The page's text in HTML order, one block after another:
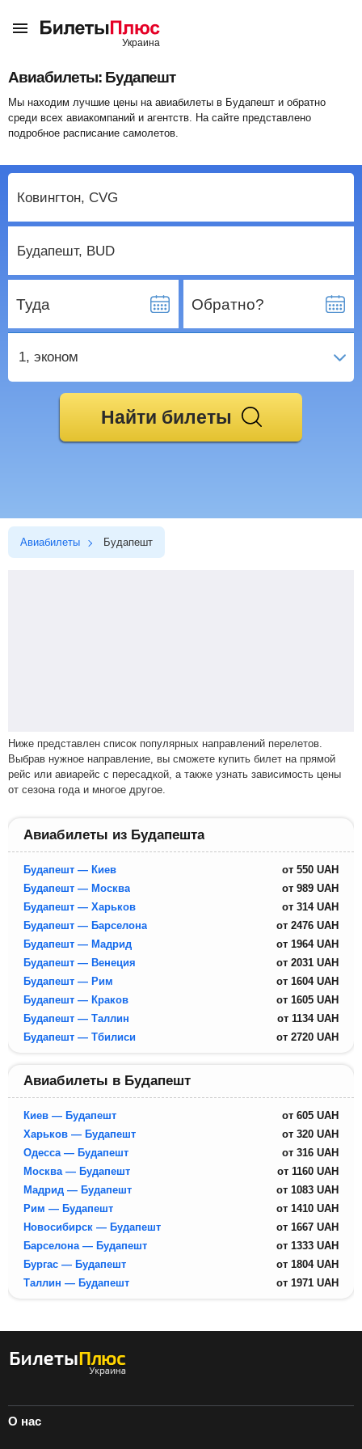
Авиабилеты: Будапешт
Мы находим лучшие цены на авиабилеты в Будапешт и обратно
среди всех авиакомпаний и агентств. На сайте представлено
подробное расписание самолетов.
Туда Обратно?
1, эконом
Найти билеты
Авиабилеты Будапешт
Ниже представлен список популярных направлений перелетов.
Выбрав нужное направление, вы сможете купить билет на прямой
рейс или авиарейс с пересадкой, а также узнать зависимость цены
от сезона года и многое другое.
Авиабилеты из Будапешта
Будапешт — Киев от 550 UAH
Будапешт — Москва
от 989 UAH
Будапешт — Харьков
от 314 UAH
Будапешт — Барселона
от 2476 UAH
Будапешт — Мадрид
от 1964 UAH
Будапешт — Венеция
от 2031 UAH
Будапешт — Рим
от 1604 UAH
Будапешт — Краков
от 1605 UAH
Будапешт — Таллин
от 1134 UAH
Будапешт — Тбилиси
от 2720 UAH
Авиабилеты в Будапешт
Киев — Будапешт от 605 UAH
Харьков — Будапешт
от 320 UAH
Одесса — Будапешт
от 316 UAH
Москва — Будапешт
от 1160 UAH
Мадрид — Будапешт
от 1083 UAH
Рим — Будапешт
от 1410 UAH
Новосибирск — Будапешт
от 1667 UAH
Барселона — Будапешт
от 1333 UAH
Бургас — Будапешт
от 1804 UAH
Таллин — Будапешт
от 1971 UAH
О нас